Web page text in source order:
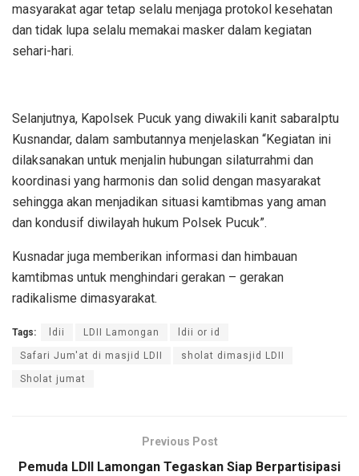
masyarakat agar tetap selalu menjaga protokol kesehatan
dan tidak lupa selalu memakai masker dalam kegiatan
sehari-hari.
Selanjutnya, Kapolsek Pucuk yang diwakili kanit sabaraIptu
Kusnandar, dalam sambutannya menjelaskan “Kegiatan ini
dilaksanakan untuk menjalin hubungan silaturrahmi dan
koordinasi yang harmonis dan solid dengan masyarakat
sehingga akan menjadikan situasi kamtibmas yang aman
dan kondusif diwilayah hukum Polsek Pucuk”.
Kusnadar juga memberikan informasi dan himbauan
kamtibmas untuk menghindari gerakan – gerakan
radikalisme dimasyarakat.
Tags: ldii LDII Lamongan ldii or id
Safari Jum'at di masjid LDII sholat dimasjid LDII
Sholat jumat
Previous Post
Pemuda LDII Lamongan Tegaskan Siap Berpartisipasi